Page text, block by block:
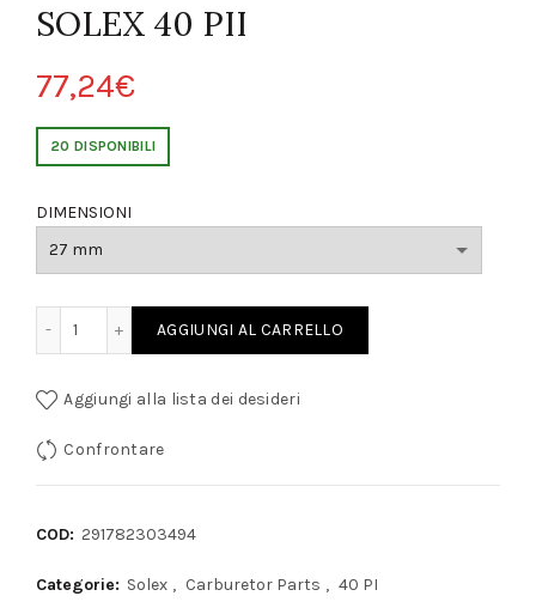
SOLEX 40 PII
77,24€
20 DISPONIBILI
DIMENSIONI
AGGIUNGI AL CARRELLO
Aggiungi alla lista dei desideri
Confrontare
COD: 291782303494
Categorie: Solex , Carburetor Parts , 40 PI